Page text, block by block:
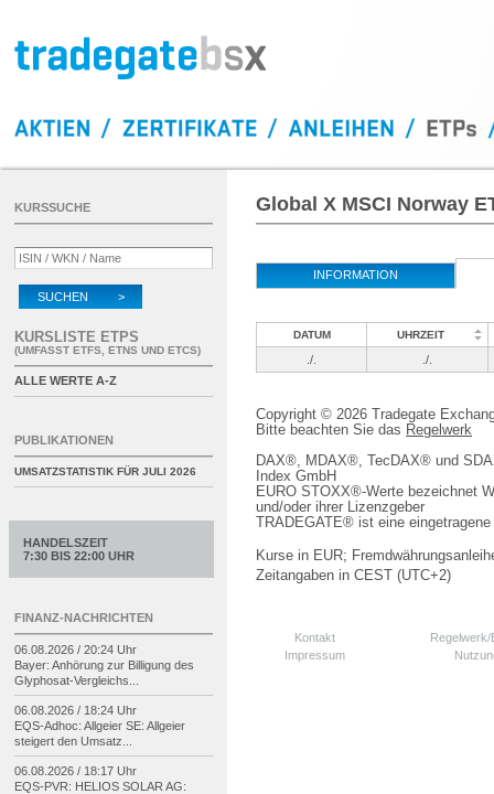
Global X MSCI Norway
INFORMATION
DATUM UHRZEIT
./. ./.
Copyright © 2026 Tradegate
Bitte beachten Sie das Regelwerk
DAX®, MDAX®, TecDAX® und
Index GmbH
EURO STOXX®-Werte bezeichnet
und/oder ihrer Lizenzgeber
TRADEGATE® ist eine
Kurse in EUR;
Zeitangaben in CEST (UTC+2)
Kontakt
Impressum
KURSSUCHE
SUCHEN >
KURSLISTE ETPS
(UMFASST ETFS, ETNS UND ETCS)
ALLE WERTE A-Z
PUBLIKATIONEN
UMSATZSTATISTIK FÜR JULI 2026
HANDELSZEIT
7:30 BIS 22:00 UHR
FINANZ-NACHRICHTEN
06.08.2026 / 20:24 Uhr
Bayer: Anhörung zur Billigung des
Glyphosat-Vergleichs...
06.08.2026 / 18:24 Uhr
EQS-Adhoc: Allgeier SE: Allgeier
steigert den Umsatz...
06.08.2026 / 18:17 Uhr
EQS-PVR: HELIOS SOLAR AG: